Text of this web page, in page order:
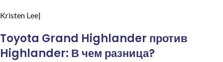
Kristen Lee|
Toyota Grand Highlander против
Highlander: В чем разница?